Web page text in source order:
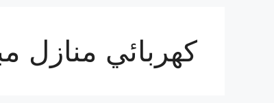
كهربائي منازل